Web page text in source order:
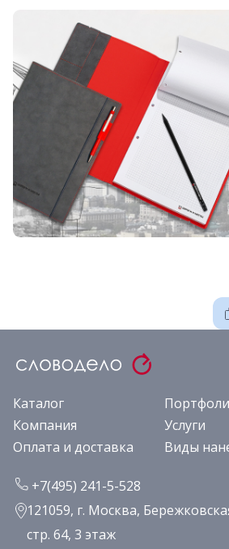
Каталог
Компания
Услуги
Оплата и доставка
Виды
+7(495) 241-5-528
121059, г. Москва,
стр. 64, 3 этаж